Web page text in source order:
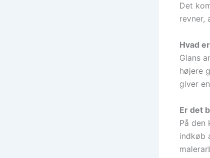
Det
revner,
Hvad
Glans
højere
giver
Er det
På den
indkøb